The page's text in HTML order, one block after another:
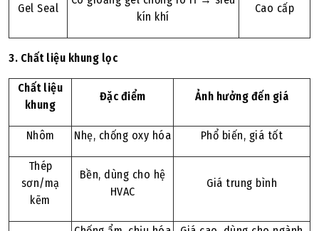
Gel Seal
kín khí
Cao cấp
3. Chất liệu khung lọc
Chất liệu
khung
Đặc điểm Ảnh hưởng đến giá
Nhôm Nhẹ, chống oxy hóa Phổ biến, giá tốt
Thép
sơn/mạ
kẽm
Bền, dùng cho hệ
HVAC
Giá trung bình